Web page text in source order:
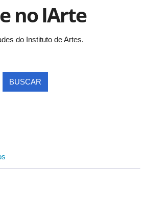
no IArte
do Instituto de Artes.
BUSCAR